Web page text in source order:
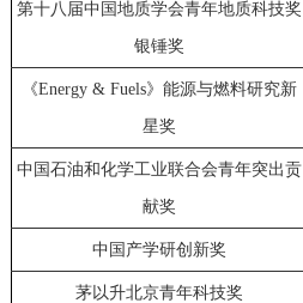
第十八届中国地质学会青年地质科技奖
银锤奖
《Energy & Fuels》能源与燃料研究新
星奖
中国石油和化学工业联合会青年突出贡
献奖
中国产学研创新奖
茅以升北京青年科技奖